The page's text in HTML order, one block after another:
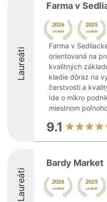
Laureáti
Farma v
Farma v
orientovaná na
kvalitných
kladie dôraz na
čerstvosti a
Ide o mikro
miestnom
9.1
Laureáti
Bardy Market